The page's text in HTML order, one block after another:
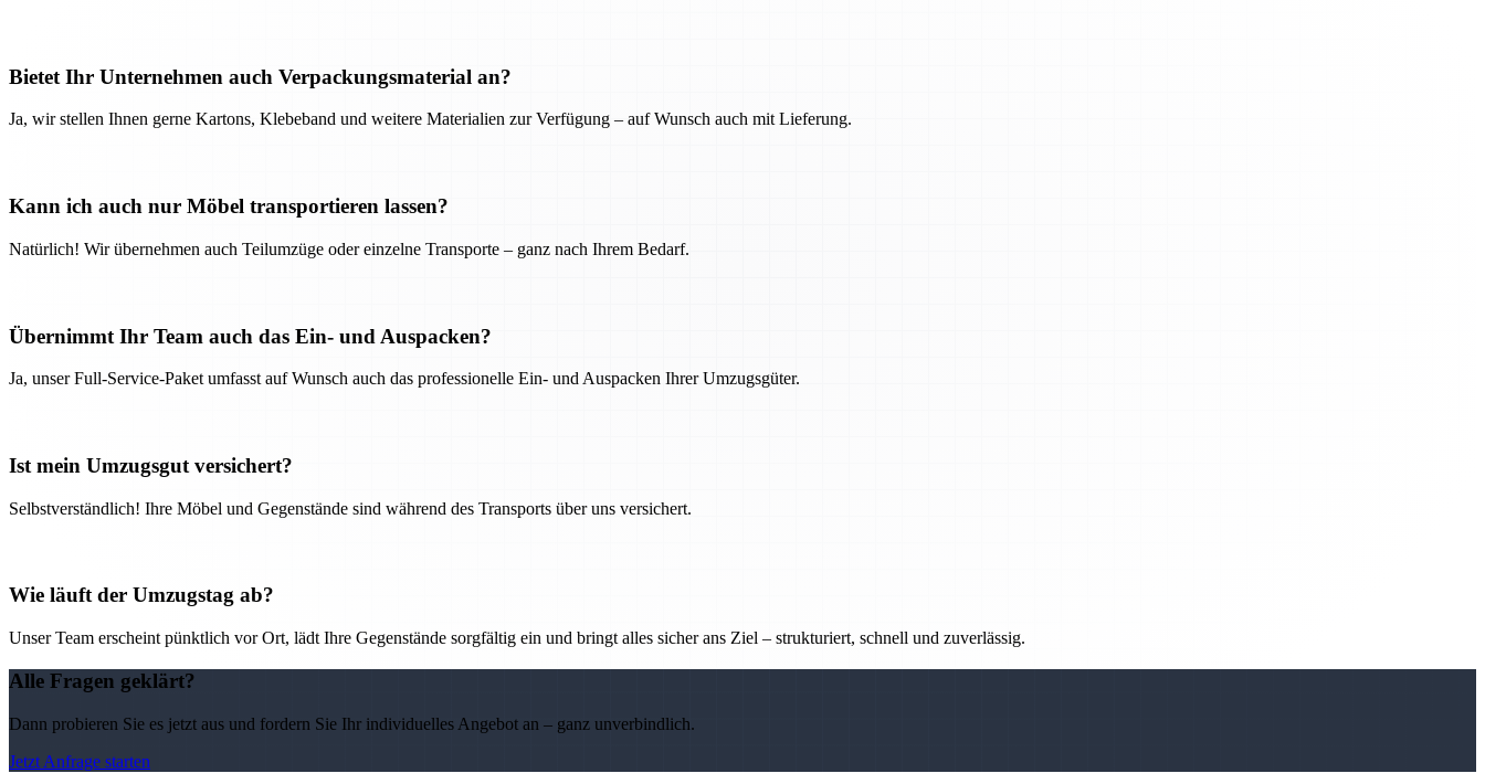
Bietet Ihr Unternehmen auch Verpackungsmaterial an?
Ja, wir stellen Ihnen gerne Kartons, Klebeband und weitere Materialien zur Verfügung – auf Wunsch auch mit Lieferung.
Kann ich auch nur Möbel transportieren lassen?
Natürlich! Wir übernehmen auch Teilumzüge oder einzelne Transporte – ganz nach Ihrem Bedarf.
Übernimmt Ihr Team auch das Ein- und Auspacken?
Ja, unser Full-Service-Paket umfasst auf Wunsch auch das professionelle Ein- und Auspacken Ihrer Umzugsgüter.
Ist mein Umzugsgut versichert?
Selbstverständlich! Ihre Möbel und Gegenstände sind während des Transports über uns versichert.
Wie läuft der Umzugstag ab?
Unser Team erscheint pünktlich vor Ort, lädt Ihre Gegenstände sorgfältig ein und bringt alles sicher ans Ziel – strukturiert, schnell und zuverlässig.
Alle Fragen geklärt?
Dann probieren Sie es jetzt aus und fordern Sie Ihr individuelles Angebot an – ganz unverbindlich.
Jetzt Anfrage starten